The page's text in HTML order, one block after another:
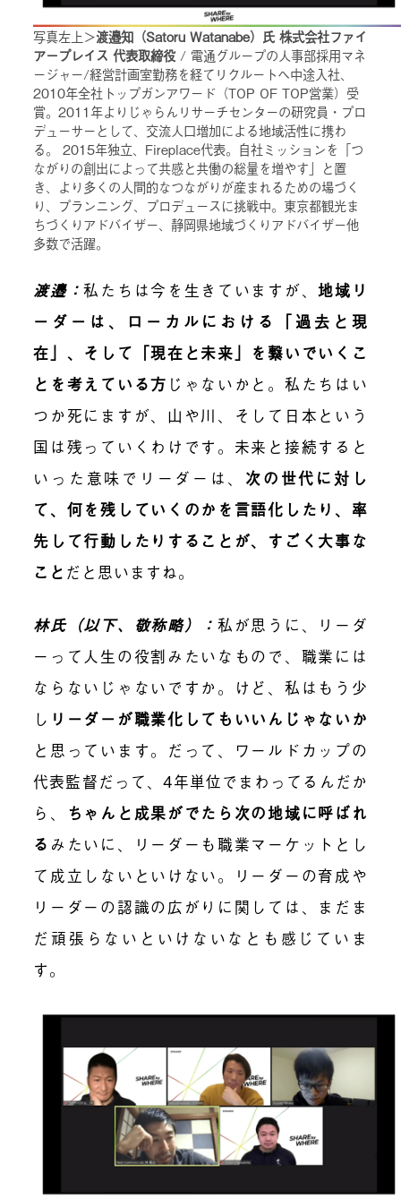
写真左上＞渡邉知（Satoru Watanabe）氏 株式会社ファイ
アープレイス 代表取締役/ 電通グループの人事部採用マネ
ージャー/経営計画室勤務を経てリクルートへ中途入社、
2010年全社トップガンアワード（TOP OF TOP営業）受
賞。2011年よりじゃらんリサーチセンターの研究員・プロ
デューサーとして、交流人口増加による地域活性に携わ
る。 2015年独立、Fireplace代表。自社ミッションを「つ
ながりの創出によって共感と共働の総量を増やす」と置
き、より多くの人間的なつながりが産まれるための場づく
り、プランニング、プロデュースに挑戦中。東京都観光ま
ちづくりアドバイザー、静岡県地域づくりアドバイザー他
多数で活躍。
渡邉：私たちは今を生きていますが、地域リ
ーダーは、ローカルにおける「過去と現
在」、そして「現在と未来」を繋いでいくこ
とを考えている方 じゃないかと。私たちはい
つか死にますが、山や川、そして日本という
国は残っていくわけです。未来と接続すると
いった意味でリーダーは、 次の世代に対し
て、何を残していくのかを言語化したり、率
先して行動したりすることが、すごく大事な
こと だと思いますね。
林氏（以下、敬称略）：私が思うに、リーダ
ーって人生の役割みたいなもので、職業には
ならないじゃないですか。けど、私はもう少
し リーダーが職業化してもいいんじゃないか
と思っています。だって、ワールドカップの
代表監督だって、4年単位でまわってるんだか
ら、 ちゃんと成果がでたら次の地域に呼ばれ
る みたいに、リーダーも職業マーケットとし
て成立しないといけない。リーダーの育成や
リーダーの認識の広がりに関しては、まだま
だ頑張らないといけないなとも感じていま
す。